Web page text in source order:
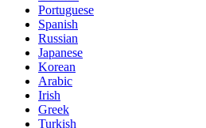
Portuguese
Spanish
Russian
Japanese
Korean
Arabic
Irish
Greek
Turkish